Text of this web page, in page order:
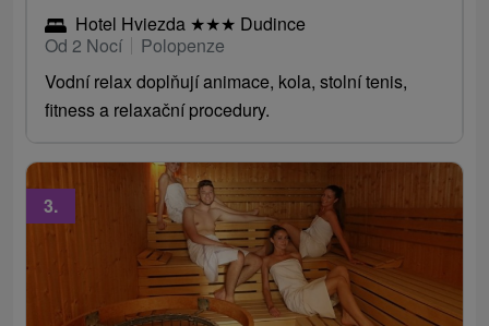
Hotel Hviezda ★★★ Dudince
Od 2 Nocí
Polopenze
Vodní relax doplňují animace, kola, stolní tenis,
fitness a relaxační procedury.
3.